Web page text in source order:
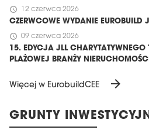
schedule 12 czerwca 2026
CZERWCOWE WYDANIE EUROBUILD
schedule 09 czerwca 2026
15. EDYCJA JLL CHARYTATYWNEGO
PLAŻOWEJ BRANŻY NIERUCHOMOŚCI
Więcej w EurobuildCEE arrow_forward
GRUNTY